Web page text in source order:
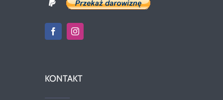
KONTAKT